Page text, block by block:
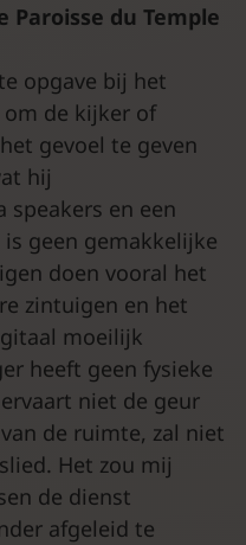
du Temple
opgave bij het
de kijker of
gevoel te geven
hij
speakers en een
geen gemakkelijke
doen vooral het
zintuigen en het
moeilijk
heeft geen fysieke
niet de geur
de ruimte, zal niet
Het zou mij
de dienst
afgeleid te